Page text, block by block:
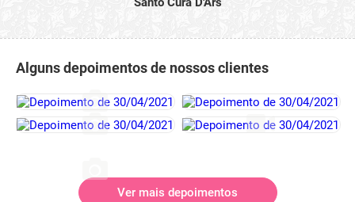
Alguns depoimentos de nossos clientes
Ver mais depoimentos